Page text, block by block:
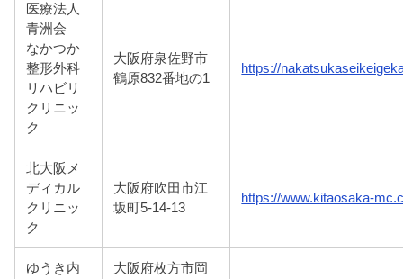
医療法人
青洲会
なかつか
整形外科
リハビリ
クリニッ
ク
大阪府泉佐野市
鶴原832番地の1
https://
北大阪メ
ディカル
クリニッ
ク
大阪府吹田市江
坂町5-14-13
https://www.kitaosaka-
ゆうき内
大阪府枚方市岡